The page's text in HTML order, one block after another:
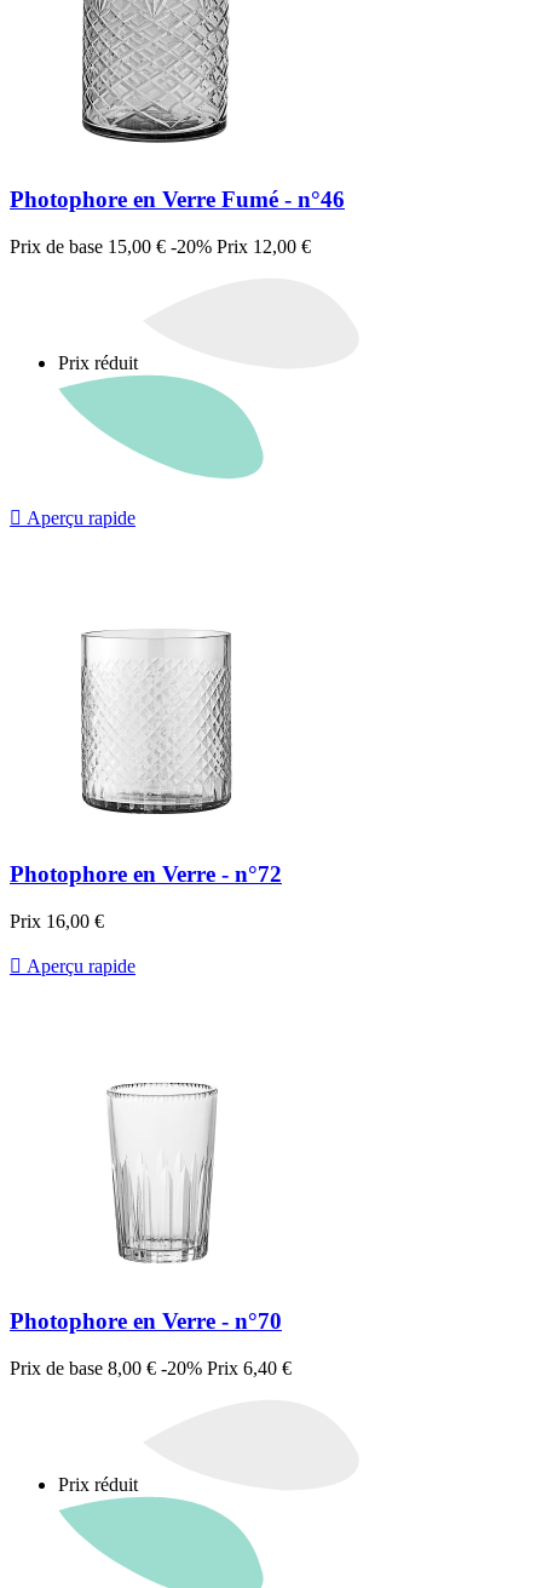
Photophore en Verre Fumé - n°46
Prix de base 15,00 € -20% Prix 12,00 €
Prix réduit
 Aperçu rapide
Photophore en Verre - n°72
Prix 16,00 €
 Aperçu rapide
Photophore en Verre - n°70
Prix de base 8,00 € -20% Prix 6,40 €
Prix réduit